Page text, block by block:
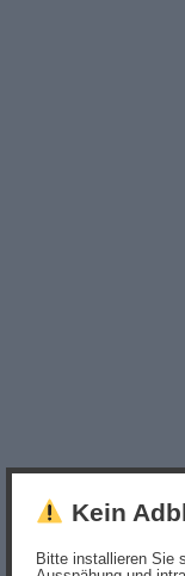
Kein
Bitte installieren Sie